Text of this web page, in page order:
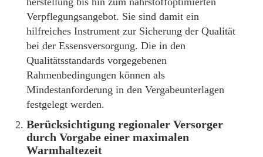
Verpflegungsangebot. Sie sind damit ein
hilfreiches Instrument zur Sicherung der Qualität
bei der Essensversorgung. Die in den
Qualitätsstandards vorgegebenen
Rahmenbedingungen können als
Mindestanforderung in den Vergabeunterlagen
festgelegt werden.
Berücksichtigung regionaler Versorger
durch Vorgabe einer maximalen
Warmhaltezeit